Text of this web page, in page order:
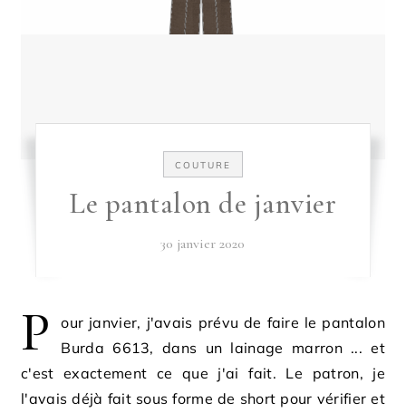
COUTURE
Le pantalon de janvier
30 janvier 2020
P
our janvier, j'avais prévu de faire le pantalon
Burda 6613, dans un lainage marron ... et
c'est exactement ce que j'ai fait. Le patron, je
l'avais déjà fait sous forme de short pour vérifier et